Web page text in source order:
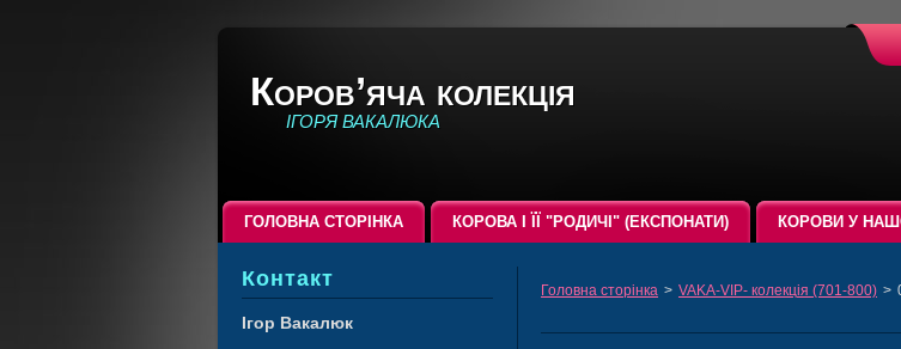
Коров’яча колекція
ІГОРЯ ВАКАЛЮКА
Головна сторінка > VAKA-VIP- колекція (701-800) >
Контакт
Ігор Вакалюк
ГОЛОВНА СТОРІНКА КОРОВА І ЇЇ "РОДИЧІ" (ЕКСПОНАТИ) КОРОВИ У